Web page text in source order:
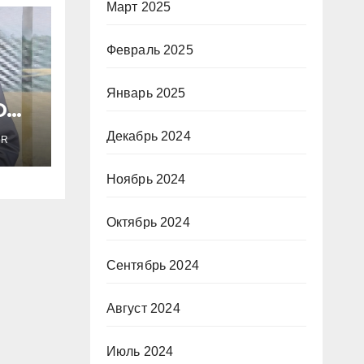
Март 2025
Февраль 2025
Январь 2025
Декабрь 2024
Ноябрь 2024
Октябрь 2024
Сентябрь 2024
Август 2024
Июль 2024